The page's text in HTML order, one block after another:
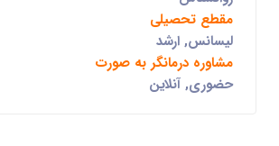
مقطع تحصیلی
لیسانس, ارشد
مشاوره درمانگر به صورت
حضوری, آنلاین